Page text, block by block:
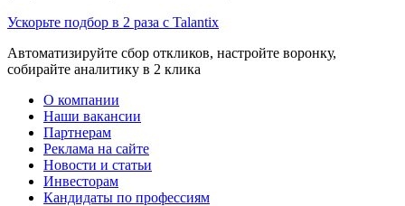
Ускорьте подбор в 2 раза с Talantix
Автоматизируйте сбор откликов, настройте воронку,
собирайте аналитику в 2 клика
О компании
Наши вакансии
Партнерам
Реклама на сайте
Новости и статьи
Инвесторам
Кандидаты по профессиям